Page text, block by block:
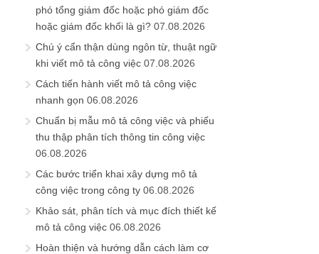
phó tổng giám đốc hoặc phó giám đốc
hoặc giám đốc khối là gì? 07.08.2026
Chú ý cẩn thận dùng ngôn từ, thuật ngữ
khi viết mô tả công việc 07.08.2026
Cách tiến hành viết mô tả công việc
nhanh gọn 06.08.2026
Chuẩn bị mẫu mô tả công việc và phiếu
thu thập phân tích thông tin công việc
06.08.2026
Các bước triển khai xây dựng mô tả
công việc trong công ty 06.08.2026
Khảo sát, phân tích và mục đích thiết kế
mô tả công việc 06.08.2026
Hoàn thiện và hướng dẫn cách làm cơ